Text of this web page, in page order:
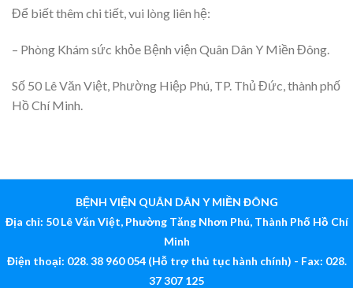
Để biết thêm chi tiết, vui lòng liên hệ:
– Phòng Khám sức khỏe Bệnh viện Quân Dân Y Miền Đông.
Số 50 Lê Văn Việt, Phường Hiệp Phú, TP. Thủ Đức, thành phố
Hồ Chí Minh.
BỆNH VIỆN QUÂN DÂN Y MIỀN ĐÔNG
Địa chỉ: 50 Lê Văn Việt, Phường Tăng Nhơn Phú, Thành Phố Hồ Chí
Minh
Điện thoại: 028. 38 960 054 (Hỗ trợ thủ tục hành chính) - Fax: 028.
37 307 125